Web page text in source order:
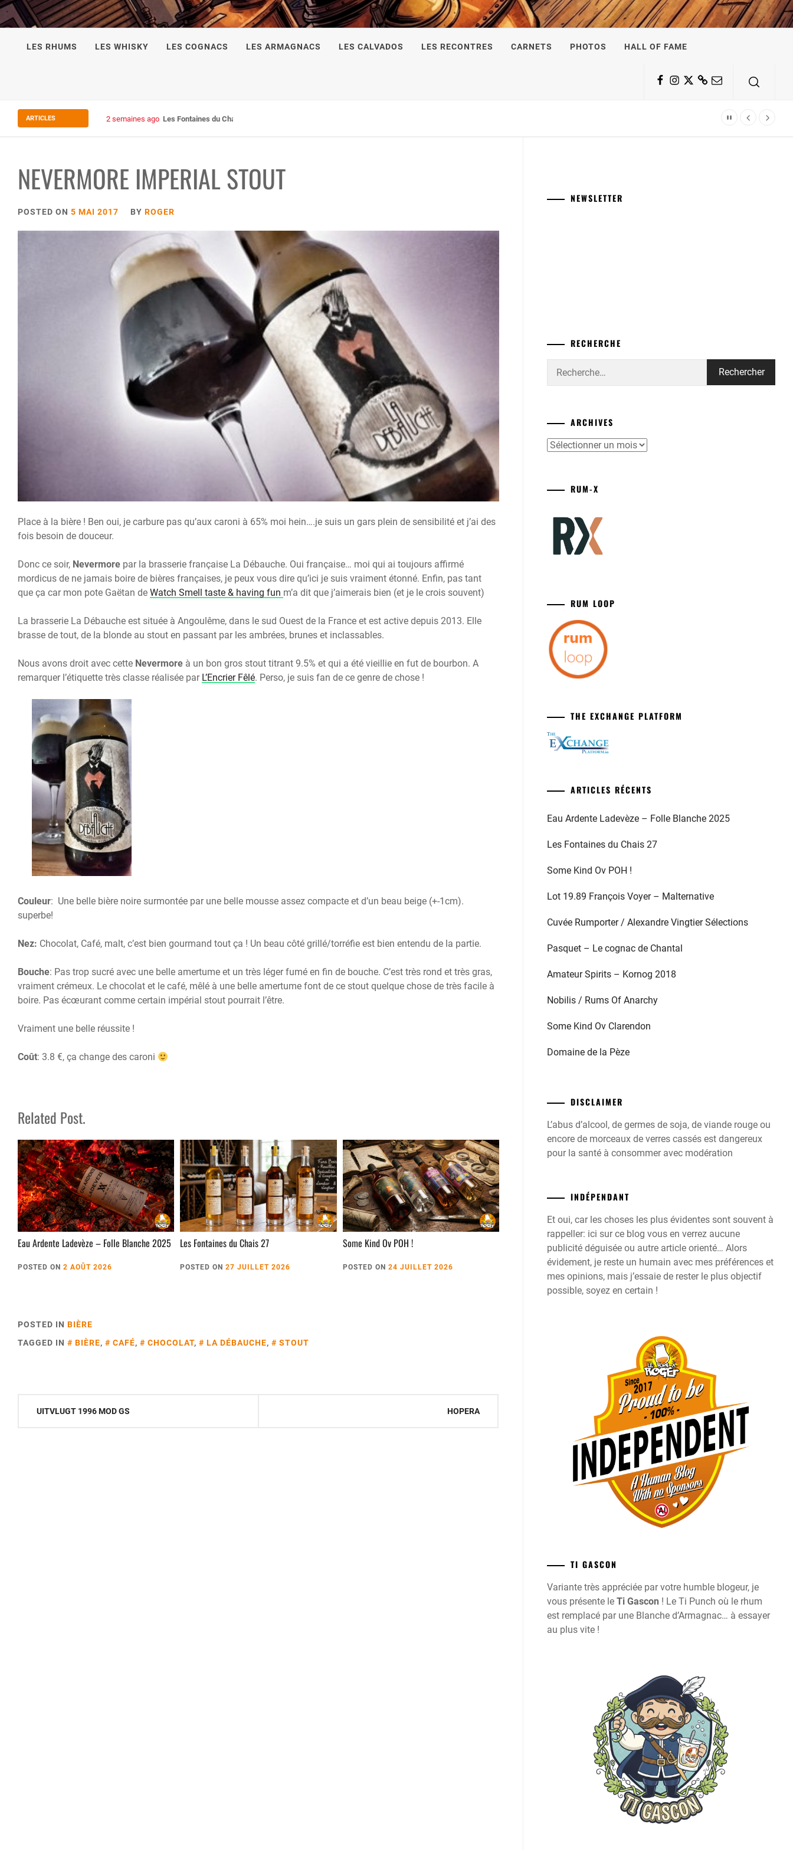
LES RHUMS LES WHISKY LES COGNACS LES ARMAGNACS LES CALVADOS LES RECONTRES CARNETS PHOTOS HALL OF FAME
Facebook
Instagram
TwitterSubstack
Email
ARTICLES 2 semaines ago Les Fontaines du Chais 27
NEVERMORE IMPERIAL STOUT
POSTED ON 5 MAI 2017 BY ROGER
Place à la bière ! Ben oui, je carbure pas qu’aux caroni à 65% moi hein….je suis un gars plein de sensibilité et j’ai des
fois besoin de douceur.
Donc ce soir, Nevermore par la brasserie française La Débauche. Oui française… moi qui ai toujours affirmé
mordicus de ne jamais boire de bières françaises, je peux vous dire qu’ici je suis vraiment étonné. Enfin, pas tant
que ça car mon pote Gaëtan de Watch Smell taste & having fun m’a dit que j’aimerais bien (et je le crois souvent)
La brasserie La Débauche est située à Angoulême, dans le sud Ouest de la France et est active depuis 2013. Elle
brasse de tout, de la blonde au stout en passant par les ambrées, brunes et inclassables.
Nous avons droit avec cette Nevermore à un bon gros stout titrant 9.5% et qui a été vieillie en fut de bourbon. A
remarquer l’étiquette très classe réalisée par L’Encrier Fêlé. Perso, je suis fan de ce genre de chose !
Couleur: Une belle bière noire surmontée par une belle mousse assez compacte et d’un beau beige (+-1cm).
superbe!
Nez: Chocolat, Café, malt, c’est bien gourmand tout ça ! Un beau côté grillé/torréfie est bien entendu de la partie.
Bouche: Pas trop sucré avec une belle amertume et un très léger fumé en fin de bouche. C’est très rond et très gras,
vraiment crémeux. Le chocolat et le café, mêlé à une belle amertume font de ce stout quelque chose de très facile à
boire. Pas écœurant comme certain impérial stout pourrait l’être.
Vraiment une belle réussite !
Coût: 3.8 €, ça change des caroni
Related Post.
Eau Ardente Ladevèze – Folle Blanche 2025
POSTED ON 2 AOÛT 2026
Les Fontaines du Chais 27
POSTED ON27 JUILLET 2026
Some Kind Ov POH !
POSTED ON 24 JUILLET 2026
POSTED IN BIÈRE
TAGGED IN
BIÈRE, CAFÉ, CHOCOLAT, LA DÉBAUCHE, STOUT
Navigation
UITVLUGT 1996 MOD GS HOPERA
NEWSLETTER
RECHERCHE
ARCHIVES
Archives
RUM-X
RUM LOOP
THE EXCHANGE PLATFORM
ARTICLES RÉCENTS
Eau Ardente Ladevèze – Folle Blanche 2025
Les Fontaines du Chais 27
Some Kind Ov POH !
Lot 19.89 François Voyer – Malternative
Cuvée Rumporter / Alexandre Vingtier Sélections
Pasquet – Le cognac de Chantal
Amateur Spirits – Kornog 2018
Nobilis / Rums Of Anarchy
Some Kind Ov Clarendon
Domaine de la Pèze
DISCLAIMER
L’abus d’alcool, de germes de soja, de viande rouge ou
encore de morceaux de verres cassés est dangereux
pour la santé à consommer avec modération
INDÉPENDANT
Et oui, car les choses les plus évidentes sont souvent à
rappeller: ici sur ce blog vous en verrez aucune
publicité déguisée ou autre article orienté… Alors
évidement, je reste un humain avec mes préférences et
mes opinions, mais j’essaie de rester le plus objectif
possible, soyez en certain !
TI GASCON
Variante très appréciée par votre humble blogeur, je
vous présente le Ti Gascon ! Le Ti Punch où le rhum
est remplacé par une Blanche d’Armagnac… à essayer
au plus vite !